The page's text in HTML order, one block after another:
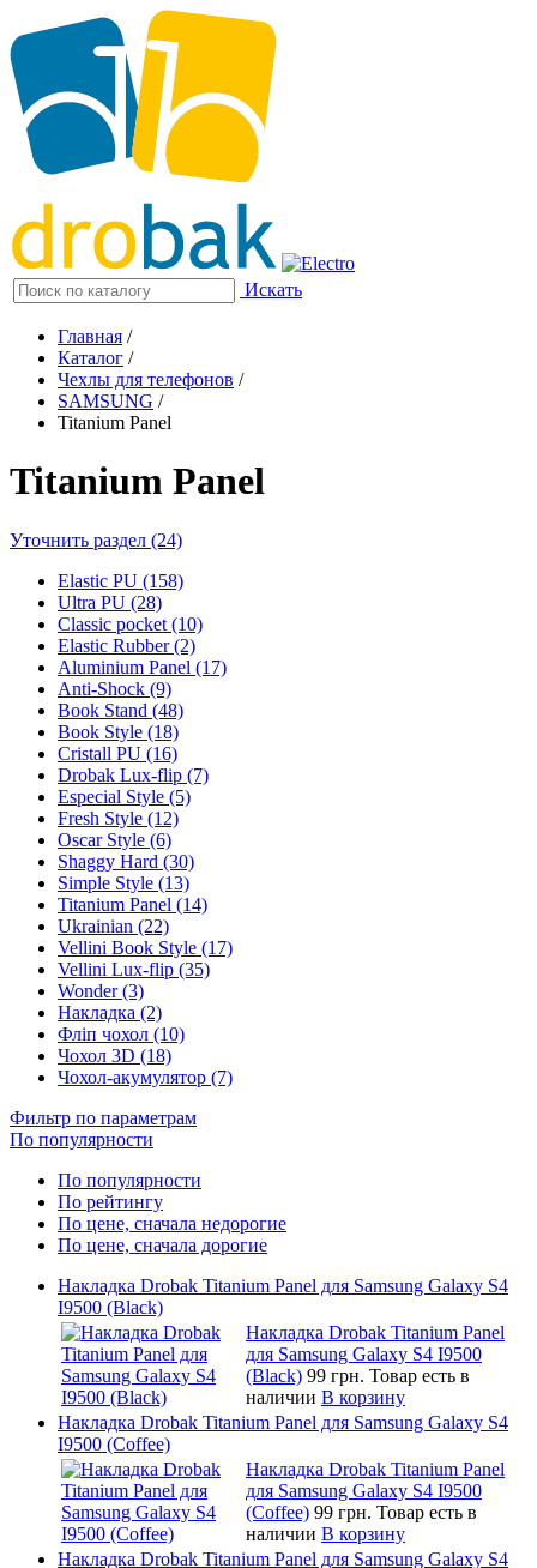
Искать
Главная /
Каталог /
Чехлы для телефонов /
SAMSUNG /
Titanium Panel
Titanium Panel
Уточнить раздел (24)
Elastic PU (158)
Ultra PU (28)
Classic pocket (10)
Elastic Rubber (2)
Aluminium Panel (17)
Anti-Shock (9)
Book Stand (48)
Book Style (18)
Cristall PU (16)
Drobak Lux-flip (7)
Especial Style (5)
Fresh Style (12)
Oscar Style (6)
Shaggy Hard (30)
Simple Style (13)
Titanium Panel (14)
Ukrainian (22)
Vellini Book Style (17)
Vellini Lux-flip (35)
Wonder (3)
Накладка (2)
Фліп чохол (10)
Чохол 3D (18)
Чохол-акумулятор (7)
Фильтр по параметрам
По популярности
По популярности
По рейтингу
По цене, сначала недорогие
По цене, сначала дорогие
Накладка Drobak Titanium Panel для Samsung Galaxy S4
I9500 (Black)
Накладка Drobak Titanium Panel
для Samsung Galaxy S4 I9500
(Black) 99 грн. Товар есть в
наличии В корзину
Накладка Drobak Titanium Panel для Samsung Galaxy S4
I9500 (Coffee)
Накладка Drobak Titanium Panel
для Samsung Galaxy S4 I9500
(Coffee) 99 грн. Товар есть в
наличии В корзину
Накладка Drobak Titanium Panel для Samsung Galaxy S4